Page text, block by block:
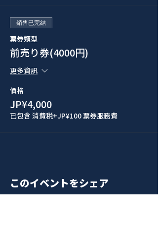
銷售已完結
票券類型
前売り券(4000円)
更多資訊
價格
JP¥4,000
已包含 消費税+JP¥100 票券服務費
このイベントをシェア